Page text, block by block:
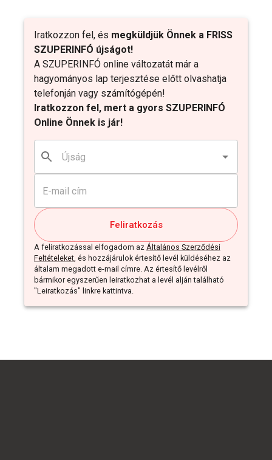
Iratkozzon fel, és megküldjük Önnek a FRISS
SZUPERINFÓ újságot!
A SZUPERINFÓ online változatát már a
hagyományos lap terjesztése előtt olvashatja
telefonján vagy számítógépén!
Iratkozzon fel, mert a gyors SZUPERINFÓ
Online Önnek is jár!
Feliratkozás
A feliratkozással elfogadom az Általános Szerződési
Feltételeket, és hozzájárulok értesítő levél küldéséhez az
általam megadott e-mail címre. Az értesítő levélről
bármikor egyszerűen leiratkozhat a levél alján található
"Leiratkozás" linkre kattintva.